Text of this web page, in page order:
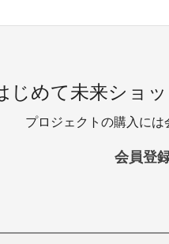
じめて未来ショ
プロジェクトの購入に
会員登